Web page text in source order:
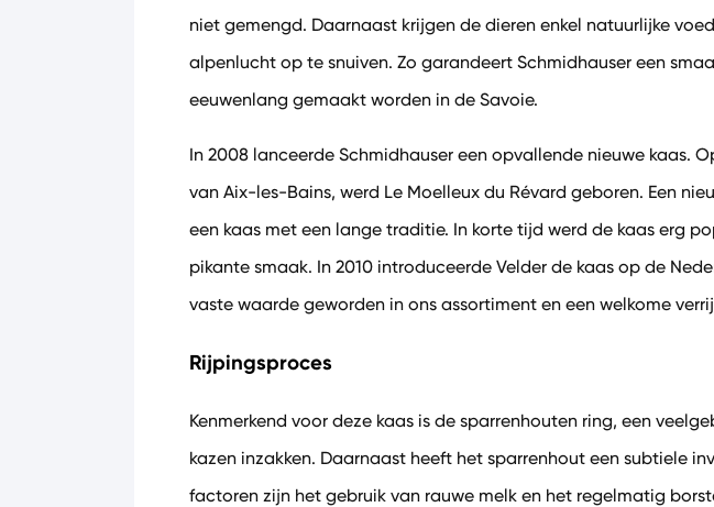
niet gemengd. Daarnaast krijgen de dieren enkel natuurlijke
alpenlucht op te snuiven. Zo garandeert Schmidhauser een
eeuwenlang gemaakt worden in de Savoie.
In 2008 lanceerde Schmidhauser een opvallende nieuwe kaas.
van Aix-les-Bains, werd Le Moelleux du Révard geboren. Een
een kaas met een lange traditie. In korte tijd werd de kaas erg
pikante smaak. In 2010 introduceerde Velder de kaas op de
vaste waarde geworden in ons assortiment en een welkome
Rijpingsproces
Kenmerkend voor deze kaas is de sparrenhouten ring, een
kazen inzakken. Daarnaast heeft het sparrenhout een subtiele
factoren zijn het gebruik van rauwe melk en het regelmatig